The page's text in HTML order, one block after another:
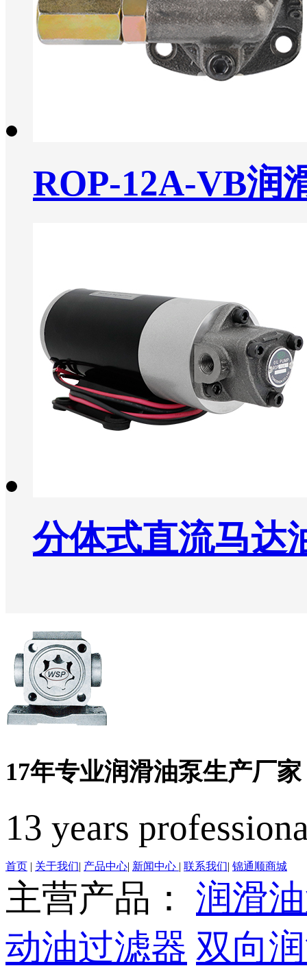
ROP-12A-VB润
分体式直流马达
17年专业润滑油泵生产厂家
13 years
首页 | 关于我们| 产品中心| 新闻中心 | 联系我们| 锦通顺商城
主营产品： 润滑
动油过滤器 双向